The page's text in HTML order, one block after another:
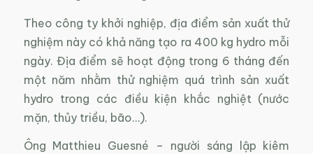
Theo công ty khởi nghiệp, địa điểm sản xuất thử
nghiệm này có khả năng tạo ra 400 kg hydro mỗi
ngày. Địa điểm sẽ hoạt động trong 6 tháng đến
một năm nhằm thử nghiệm quá trình sản xuất
hydro trong các điều kiện khắc nghiệt (nước
mặn, thủy triều, bão…).
Ông Matthieu Guesné – người sáng lập kiêm